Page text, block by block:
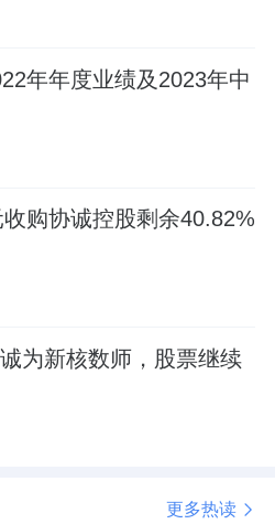
年年度业绩及2023年中
购协诚控股剩余40.82%
为新核数师，股票继续
更多热读